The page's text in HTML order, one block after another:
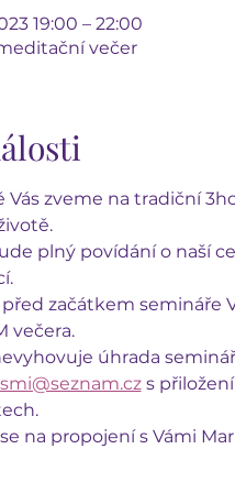
19:00 – 22:00
večer
Vás zveme na tradiční
plný povídání o naší
začátkem semináře
večera.
úhrada
s
na propojení s Vámi